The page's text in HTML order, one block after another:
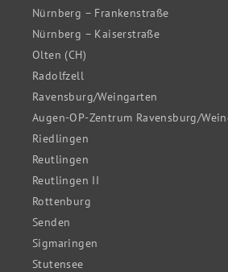
Nürnberg – Frankenstraße
Nürnberg – Kaiserstraße
Olten (CH)
Radolfzell
Ravensburg/Weingarten
Augen-OP-Zentrum Ravensburg/
Riedlingen
Reutlingen
Reutlingen II
Rottenburg
Senden
Sigmaringen
Stutensee